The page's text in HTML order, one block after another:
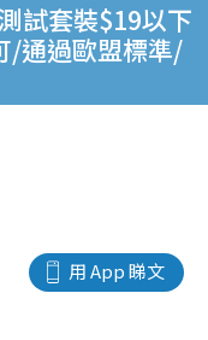
試套裝$19以下
/通過歐盟標準/
用 App 睇文